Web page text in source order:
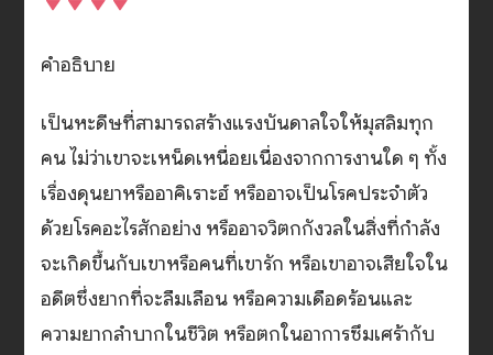
คำอธิบาย
เป็นหะดีษที่สามารถสร้างแรงบันดาลใจให้มุสลิมทุก
คน ไม่ว่าเขาจะเหน็ดเหนื่อยเนื่องจากการงานใด ๆ ทั้ง
เรื่องดุนยาหรืออาคิเราะฮ์ หรืออาจเป็นโรคประจำตัว
ด้วยโรคอะไรสักอย่าง หรืออาจวิตกกังวลในสิ่งที่กำลัง
จะเกิดขึ้นกับเขาหรือคนที่เขารัก หรือเขาอาจเสียใจใน
อดีตซึ่งยากที่จะลืมเลือน หรือความเดือดร้อนและ
ความยากลำบากในชีวิต หรือตกในอาการซึมเศร้ากับ